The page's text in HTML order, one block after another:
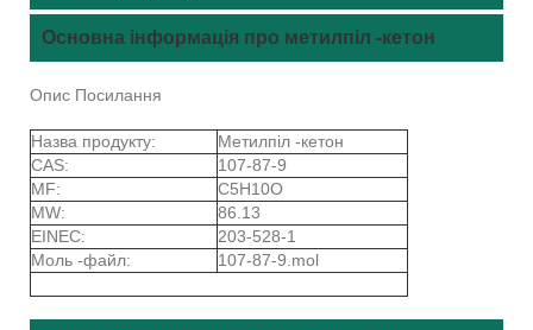
Основна інформація про метилпіл -кетон
Опис Посилання
Назва продукту:
Метилпіл -кетон
CAS:
107-87-9
MF:
C5H10O
MW:
86.13
EINEC:
203-528-1
Моль -файл:
107-87-9.mol